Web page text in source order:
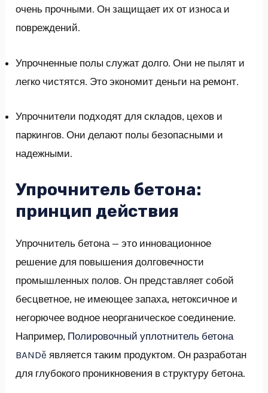
очень прочными. Он защищает их от износа и
повреждений.
Упрочненные полы служат долго. Они не пылят и
легко чистятся. Это экономит деньги на ремонт.
Упрочнители подходят для складов, цехов и
паркингов. Они делают полы безопасными и
надежными.
Упрочнитель бетона:
принцип действия
Упрочнитель бетона — это инновационное
решение для повышения долговечности
промышленных полов. Он представляет собой
бесцветное, не имеющее запаха, нетоксичное и
негорючее водное неорганическое соединение.
Например, Полировочный уплотнитель бетона
BANDě является таким продуктом. Он разработан
для глубокого проникновения в структуру бетона.